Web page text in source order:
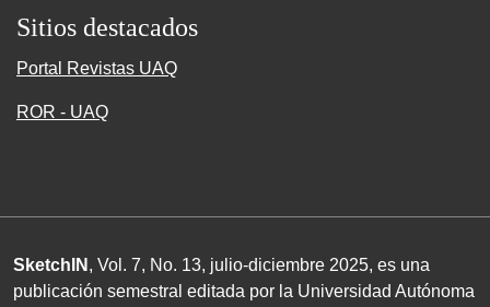
Sitios destacados
Portal Revistas UAQ
ROR - UAQ
SketchIN , Vol. 7, No. 13, julio-diciembre 2025, es una
publicación semestral editada por la Universidad Autónoma